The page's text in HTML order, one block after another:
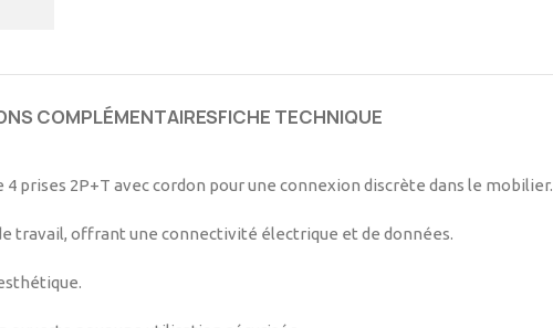
COMPLÉMENTAIRESFICHE TECHNIQUE
prises 2P+T avec cordon pour une connexion discrète dans le mobilier.
travail, offrant une connectivité électrique et de données.